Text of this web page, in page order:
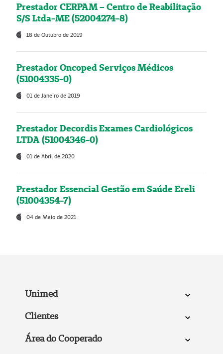
Prestador CERPAM – Centro de Reabilitação
S/S Ltda-ME (52004274-8)
18 de Outubro de 2019
Prestador Oncoped Serviços Médicos
(51004335-0)
01 de Janeiro de 2019
Prestador Decordis Exames Cardiológicos
LTDA (51004346-0)
01 de Abril de 2020
Prestador Essencial Gestão em Saúde Ereli
(51004354-7)
04 de Maio de 2021
Unimed
Clientes
Área do Cooperado